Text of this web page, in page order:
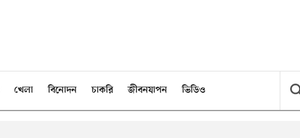
খেলা বিনোদন চাকরি জীবনযাপন ভিডিও